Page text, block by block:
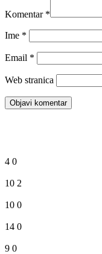
Komentar *
Ime *
Email *
Web stranica
4 0
10 2
10 0
14 0
9 0